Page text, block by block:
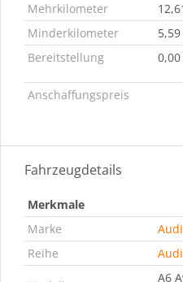
Mehrkilometer
Minderkilometer
Bereitstellung
0,00
Anschaffungspreis
Fahrzeugdetails
Merkmale
Marke
Audi
Reihe
Audi
A6